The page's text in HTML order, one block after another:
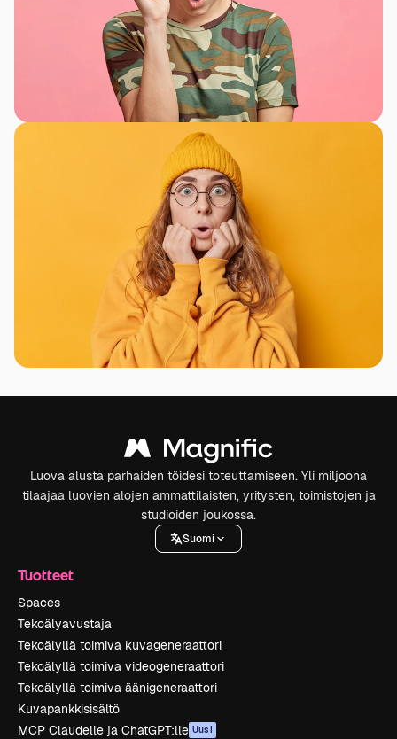
Luova alusta parhaiden töidesi toteuttamiseen. Yli miljoona
tilaajaa luovien alojen ammattilaisten, yritysten, toimistojen ja
studioiden joukossa.
Suomi
Tuotteet
Spaces
Tekoälyavustaja
Tekoälyllä toimiva kuvageneraattori
Tekoälyllä toimiva videogeneraattori
Tekoälyllä toimiva äänigeneraattori
Kuvapankkisisältö
MCP Claudelle ja ChatGPT:lle Uusi